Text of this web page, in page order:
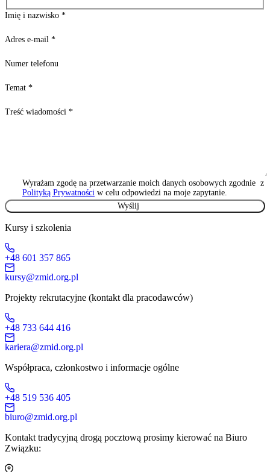
Imię i nazwisko *
Adres e-mail *
Numer telefonu
Temat *
Treść wiadomości *
Wyrażam zgodę na przetwarzanie moich danych osobowych zgodnie z
Polityką Prywatności w celu odpowiedzi na moje zapytanie.
Kursy i szkolenia
+48 601 357 865
kursy@zmid.org.pl
Projekty rekrutacyjne (kontakt dla pracodawców)
+48 733 644 416
kariera@zmid.org.pl
Współpraca, członkostwo i informacje ogólne
+48 519 536 405
biuro@zmid.org.pl
Kontakt tradycyjną drogą pocztową prosimy kierować na Biuro
Związku: